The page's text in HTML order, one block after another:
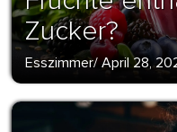
Zucker?
Esszimmer/April 28,